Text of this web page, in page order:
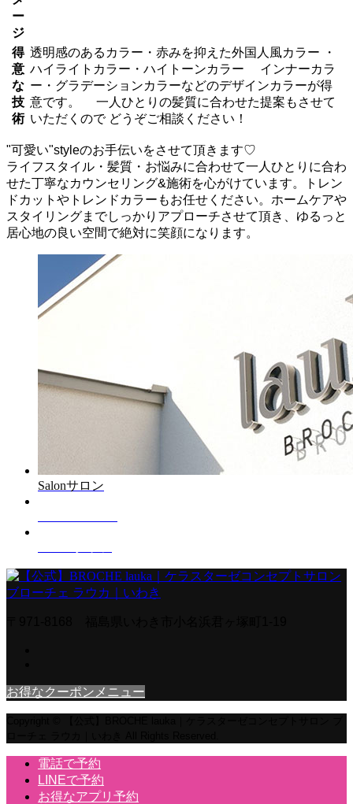
ー
ジ
得
意
な
技
術
透明感のあるカラー・赤みを抑えた外国人風カラー ・
ハイライトカラー・ハイトーンカラー インナーカラ
ー・グラデーションカラーなどのデザインカラーが得
意です。 一人ひとりの髪質に合わせた提案もさせて
いただくので どうぞご相談ください！
"可愛い"styleのお手伝いをさせて頂きます♡
ライフスタイル・髪質・お悩みに合わせて一人ひとりに合わ
せた丁寧なカウンセリング&施術を心がけています。トレン
ドカットやトレンドカラーもお任せください。ホームケアや
スタイリングまでしっかりアプローチさせて頂き、ゆるっと
居心地の良い空間で絶対に笑顔になります。
Salonサロン
お得なクーポンメニュー
電話で予約
LINEで予約
お得なアプリ予約